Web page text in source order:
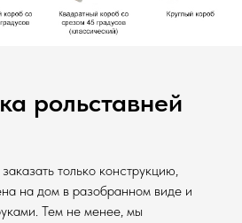
рольставней
только конструкцию,
на дом в разобранном виде и
Тем не менее, мы